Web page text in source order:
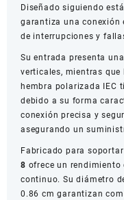
Diseñado siguiendo
garantiza una conexión
de interrupciones y
Su entrada presenta
verticales, mientras
hembra polarizada IEC
debido a su forma
conexión precisa y
asegurando un
Fabricado para
8 ofrece un
continuo. Su diámetro
0.86 cm garantizan